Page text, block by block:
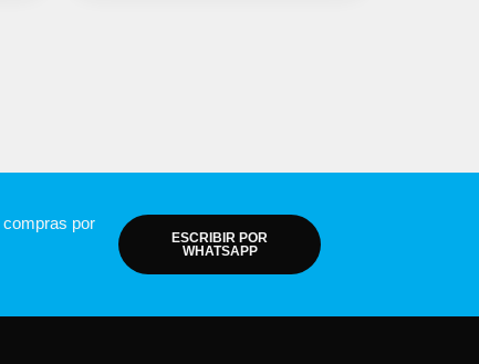
por
ESCRIBIR POR
WHATSAPP